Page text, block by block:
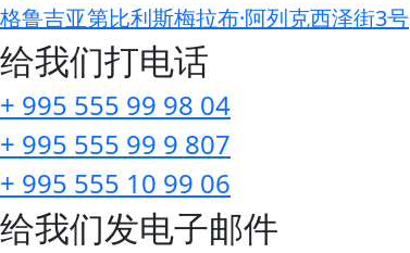
格鲁吉亚第比利斯梅拉布·阿列克西泽街3号
给我们打电话
+ 995 555 99 98 04
+ 995 555 99 9 807
+ 995 555 10 99 06
给我们发电子邮件